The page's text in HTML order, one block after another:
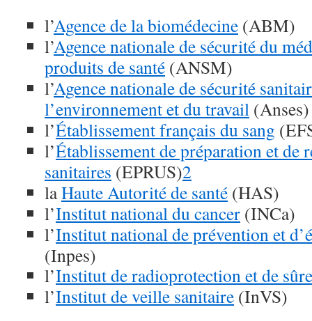
l’Agence de la biomédecine (ABM)
l’Agence nationale de sécurité du
produits de santé (ANSM)
l’Agence nationale de sécurité
l’environnement et du travail (Anses)
l’Établissement français du sang
l’Établissement de préparation et de
sanitaires (EPRUS)2
laHaute Autorité de santé (HAS)
l’Institut national du cancer (INCa)
l’Institut national de prévention et
(Inpes)
l’Institut de radioprotection et de
l’Institut de veille sanitaire (InVS)